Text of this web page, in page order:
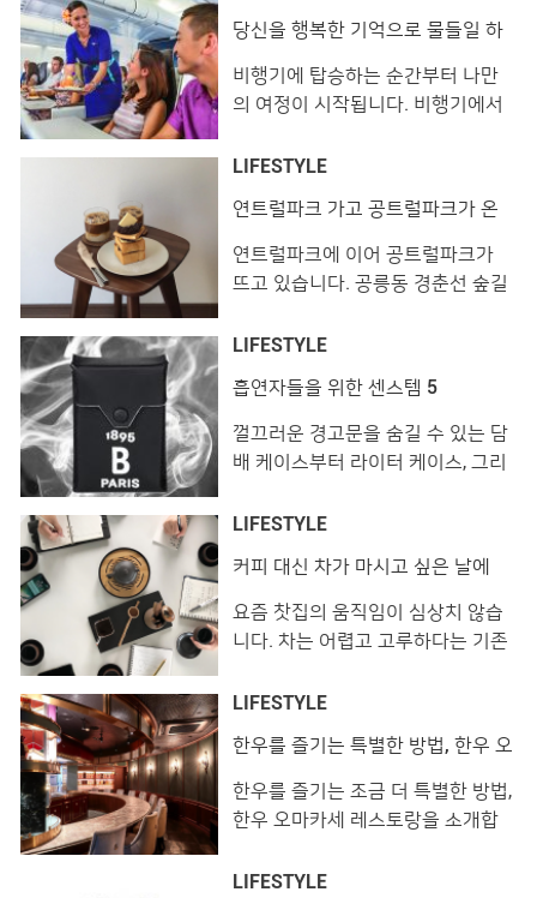
당신을 행복한 기억으로 물들일 하
비행기에 탑승하는 순간부터 나만
의 여정이 시작됩니다. 비행기에서
이기에 중요합니다. 여행자는 즐길
장을 떠나는 비즈니스맨이라면 피
로를 달래줄 고품격 서비스가 필요
하겠죠. 길고도 짧은 시간, 사소한
고 싶다면 하와이안항공이 정답입
스템을 장착한 LCD 모니터를 통해
최신 영화, TV 프로그램 등을 시청
할 �
LIFESTYLE
연트럴파크 가고 공트럴파크가 온
연트럴파크에 이어 공트럴파크가
뜨고 있습니다. 공릉동 경춘선 숲길
강한 숍들이 들어서고 있는 것인데
공트럴파크의 먹을거리와 마실거리
를 소개합니다. 알러이 View this
post on Instagram 너무너무 맛이
쉬림프머니백덤블림스 #알러이 #
(@yooomiiing) on Nov 22, 2018
at 7:37pm PST 오랜 시간 아메리
칸 �
LIFESTYLE
흡연자들을 위한 센스템 5
껄끄러운 경고문을 숨길 수 있는 담
배 케이스부터 라이터 케이스, 그리
자들을 위한 감각적이고 센스 넘치
퀘어드2 │ 아이콘 시가렛 홀더
‘ICON’ 로고가 더해진 실리콘 소재
의 시가렛 홀더 75달러, 디스퀘어드
및 지폐 등을 수납할 수 있는 모노그
엠부쉬 │ 라이터 케이스 네크리
LIFESTYLE
커피 대신 차가 마시고 싶은 날에
요즘 찻집의 움직임이 심상치 않습
니다. 차는 어렵고 고루하다는 기존
속속 등장하고 있는데요. 쉽게 접하
구 여기에 차를 따르는 차예사의 정
갈한 퍼포먼스까지. 숨막히는 도심
속 차가 만들어내는 매력적인 여유
33마켓 View this post on
LIFESTYLE
한우를 즐기는 특별한 방법, 한우 오
한우를 즐기는 조금 더 특별한 방법,
한우 오마카세 레스토랑을 소개합
도하거나 한우와 위스키를 페어링
LIFESTYLE